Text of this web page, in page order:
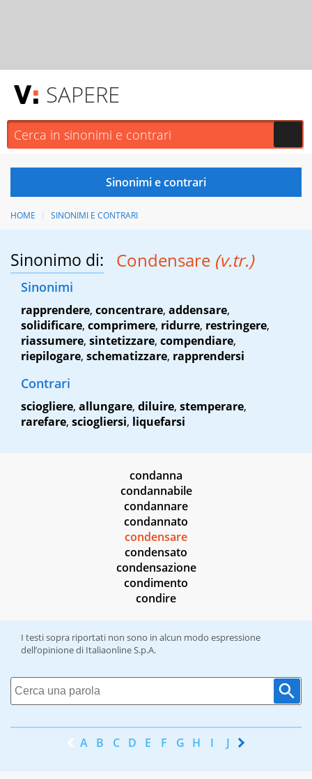
SAPERE
HOME SINONIMI E CONTRARI
Sinonimo di: Condensare (v.tr.)
Sinonimi
rapprendere, concentrare, addensare,
solidificare, comprimere, ridurre, restringere,
riassumere, sintetizzare, compendiare,
riepilogare, schematizzare, rapprendersi
Contrari
sciogliere, allungare, diluire, stemperare,
rarefare, sciogliersi, liquefarsi
condanna
condannabile
condannare
condannato
condensare
condensato
condensazione
condimento
condire
I testi sopra riportati non sono in alcun modo espressione
dell’opinione di Italiaonline S.p.A.
A B C D E F G H I J K